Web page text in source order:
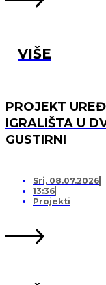
VIŠE
PROJEKT
IGRALIŠTA U
GUSTIRNI
Sri, 08.07.2026
13:36
Projekti